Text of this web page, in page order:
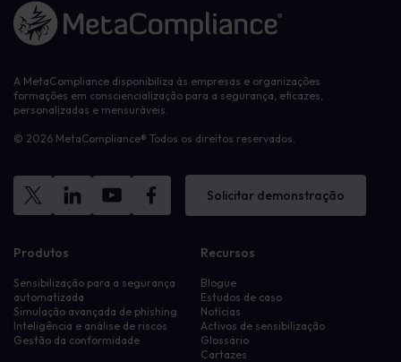
Ligação à página inicial
A MetaCompliance disponibiliza às empresas e organizações
formações em consciencialização para a segurança, eficazes,
personalizadas e mensuráveis.
© 2026 MetaCompliance® Todos os direitos reservados.
Solicitar demonstração
Produtos
Sensibilização para a segurança
automatizada
Simulação avançada de phishing
Inteligência e análise de riscos
Gestão da conformidade
Recursos
Blogue
Estudos de caso
Notícias
Activos de sensibilização
Glossário
Cartazes